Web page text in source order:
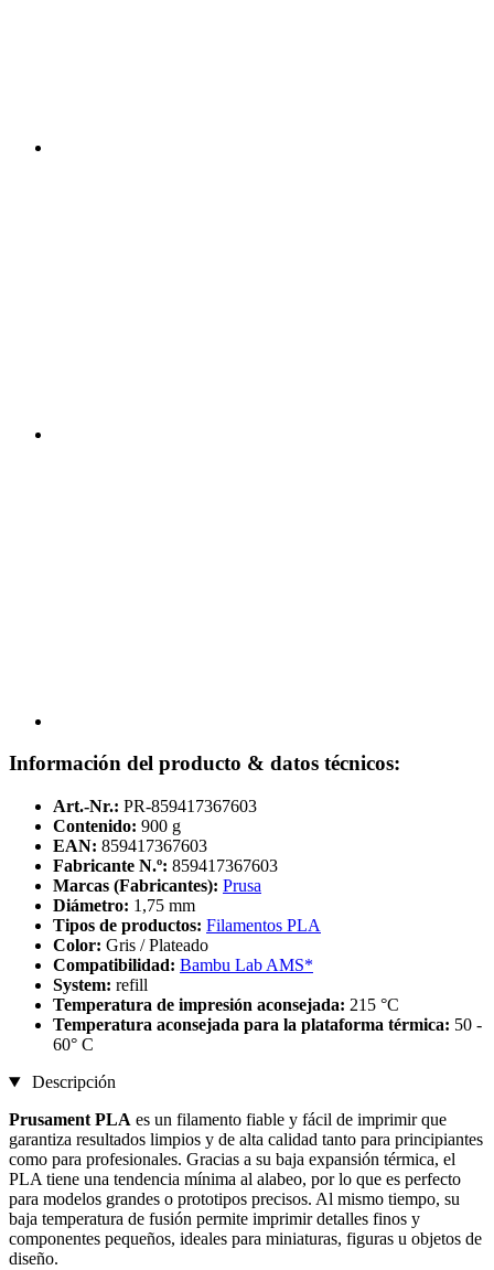
Información del producto & datos técnicos:
Art.-Nr.: PR-859417367603
Contenido: 900 g
EAN: 859417367603
Fabricante N.º: 859417367603
Marcas (Fabricantes): Prusa
Diámetro: 1,75 mm
Tipos de productos: Filamentos PLA
Color: Gris / Plateado
Compatibilidad: Bambu Lab AMS*
System: refill
Temperatura de impresión aconsejada: 215 °C
Temperatura aconsejada para la plataforma térmica: 50 -
60° C
Descripción
Prusament PLA es un filamento fiable y fácil de imprimir que
garantiza resultados limpios y de alta calidad tanto para principiantes
como para profesionales. Gracias a su baja expansión térmica, el
PLA tiene una tendencia mínima al alabeo, por lo que es perfecto
para modelos grandes o prototipos precisos. Al mismo tiempo, su
baja temperatura de fusión permite imprimir detalles finos y
componentes pequeños, ideales para miniaturas, figuras u objetos de
diseño.